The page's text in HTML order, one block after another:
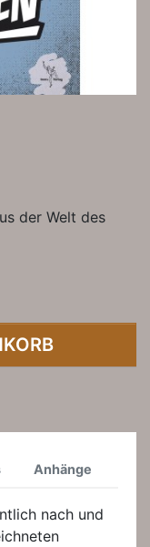
der Welt des
Anhänge
nach und